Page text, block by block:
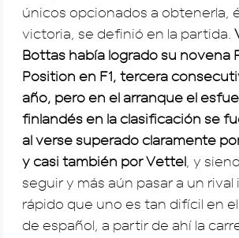
únicos opcionados a obtenerla,
victoria, se definió en la partida.
Bottas había logrado su novena
Position en F1, tercera
año, pero en el arranque el
finlandés en la clasificación se
al verse superado claramente
y casi también por Vettel , y
seguir y más aún pasar a un rival
rápido que uno es tan difícil en
de español, a partir de ahí la